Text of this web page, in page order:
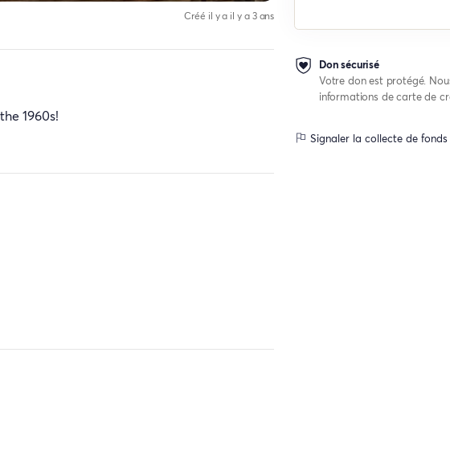
Créé il y a il y a 3 ans
1960s!
Don sécurisé
Votre don est protégé.
informations de carte de
Signaler la collecte de fonds